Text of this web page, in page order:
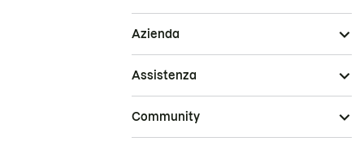
Azienda
Assistenza
Community